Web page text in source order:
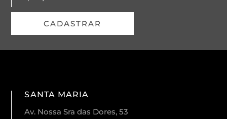
CADASTRAR
SANTA MARIA
Av. Nossa Sra das Dores, 53